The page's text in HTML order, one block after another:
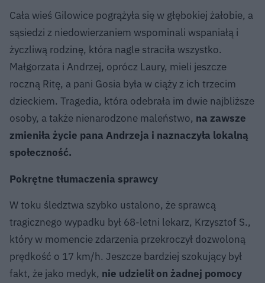
Cała wieś Gilowice pogrążyła się w głębokiej żałobie, a
sąsiedzi z niedowierzaniem wspominali wspaniałą i
życzliwą rodzinę, która nagle straciła wszystko.
Małgorzata i Andrzej, oprócz Laury, mieli jeszcze
roczną Ritę, a pani Gosia była w ciąży z ich trzecim
dzieckiem. Tragedia, która odebrała im dwie najbliższe
osoby, a także nienarodzone maleństwo, na zawsze
zmieniła życie pana Andrzeja i naznaczyła lokalną
społeczność.
Pokrętne tłumaczenia sprawcy
W toku śledztwa szybko ustalono, że sprawcą
tragicznego wypadku był 68-letni lekarz, Krzysztof S.,
który w momencie zdarzenia przekroczył dozwoloną
prędkość o 17 km/h. Jeszcze bardziej szokujący był
fakt, że jako medyk, nie udzielił on żadnej pomocy